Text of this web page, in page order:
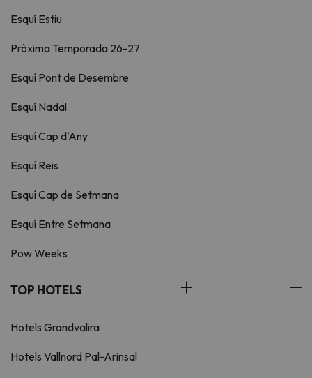
Esquí Estiu
Pròxima Temporada 26-27
Esquí Pont de Desembre
Esquí Nadal
Esquí Cap d'Any
Esquí Reis
Esquí Cap de Setmana
Esquí Entre Setmana
Pow Weeks
TOP HOTELS
Hotels Grandvalira
Hotels Vallnord Pal-Arinsal